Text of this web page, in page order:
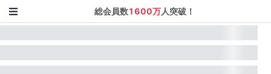
総会員数1600万人突破！